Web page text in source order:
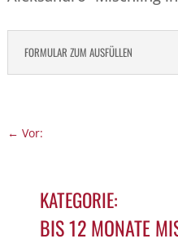
FORMULAR ZUM AUSFÜLLEN
← Vor:
KATEGORIE:
BIS 12 MONATE